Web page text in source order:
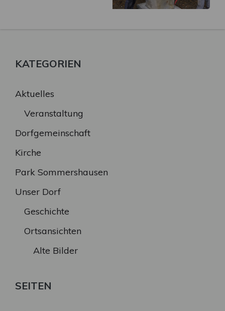
KATEGORIEN
Aktuelles
Veranstaltung
Dorfgemeinschaft
Kirche
Park Sommershausen
Unser Dorf
Geschichte
Ortsansichten
Alte Bilder
SEITEN